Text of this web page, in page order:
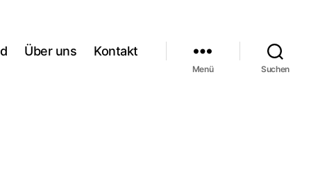
Über uns Kontakt
Menü Suchen